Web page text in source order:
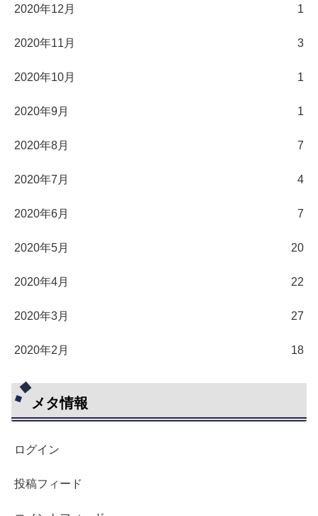
2020年12月 1
2020年11月 3
2020年10月 1
2020年9月 1
2020年8月 7
2020年7月 4
2020年6月 7
2020年5月 20
2020年4月 22
2020年3月 27
2020年2月 18
メタ情報
ログイン
投稿フィード